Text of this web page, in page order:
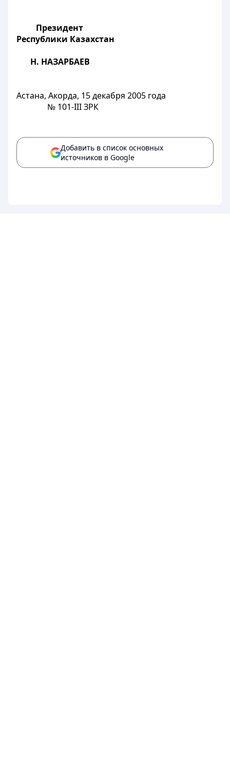
Президент
Республики Казахстан
Н. НАЗАРБАЕВ
Астана, Акорда, 15 декабря 2005 года
№ 101-III ЗРК
Добавить в список основных
источников в Google